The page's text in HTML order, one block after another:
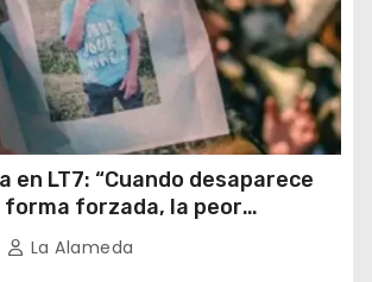
en LT7: “Cuando desaparece
forma forzada, la peor
y así debe seguir
caso Loan”
La Alameda